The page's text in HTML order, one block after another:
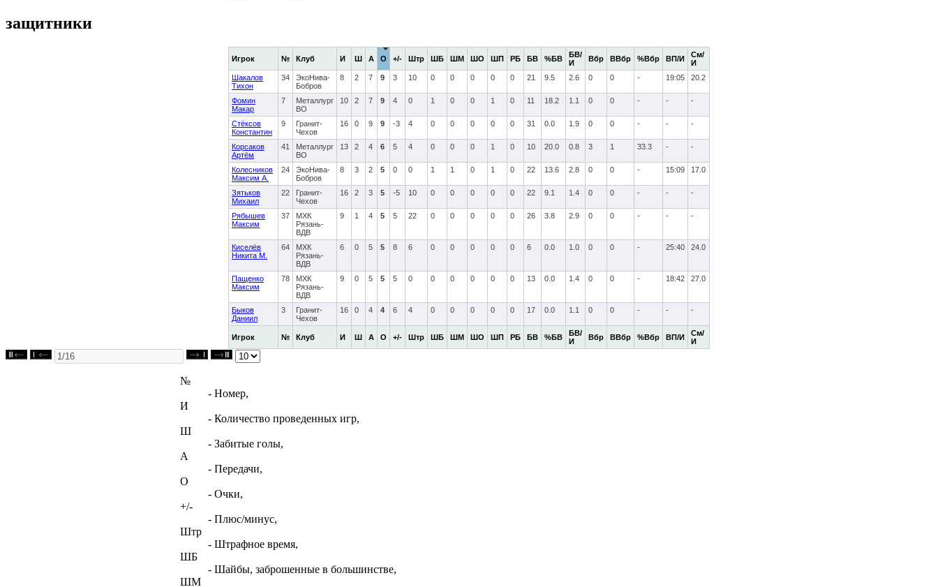
защитники
Игрок № Клуб И Ш А О +/- Штр ШБ ШМ ШО ШП РБ БВ %БВ
БВ/
И
Вбр ВВбр %Вбр ВП/И
См/
И
Игрок № Клуб И Ш А О +/- Штр ШБ ШМ ШО ШП РБ БВ %БВ
БВ/
И
Вбр ВВбр %Вбр ВП/И
См/
И
Шакалов
Тихон
34
ЭкоНива-
Бобров
8 2 7 9 3 10 0 0 0 0 0 21 9.5 2.6 0 0 - 19:05 20.2
Фомин
Макар
7
Металлург
ВО
10 2 7 9 4 0 1 0 0 1 0 11 18.2 1.1 0 0 - - -
Стёксов
Константин
9
Гранит-
Чехов
16 0 9 9 -3 4 0 0 0 0 0 31 0.0 1.9 0 0 - - -
Корсаков
Артём
41
Металлург
ВО
13 2 4 6 5 4 0 0 0 1 0 10 20.0 0.8 3 1 33.3 - -
Колесников
Максим А.
24
ЭкоНива-
Бобров
8 3 2 5 0 0 1 1 0 1 0 22 13.6 2.8 0 0 - 15:09 17.0
Зятьков
Михаил
22
Гранит-
Чехов
16 2 3 5 -5 10 0 0 0 0 0 22 9.1 1.4 0 0 - - -
Рябышев
Максим
37
МХК
Рязань-
ВДВ
9 1 4 5 5 22 0 0 0 0 0 26 3.8 2.9 0 0 - - -
Киселёв
Никита М.
64
МХК
Рязань-
ВДВ
6 0 5 5 8 6 0 0 0 0 0 6 0.0 1.0 0 0 - 25:40 24.0
Пащенко
Максим
78
МХК
Рязань-
ВДВ
9 0 5 5 5 0 0 0 0 0 0 13 0.0 1.4 0 0 - 18:42 27.0
Быков
Даниил
3
Гранит-
Чехов
16 0 4 4 6 4 0 0 0 0 0 17 0.0 1.1 0 0 - - -
№
- Номер,
И
- Количество проведенных игр,
Ш
- Забитые голы,
А
- Передачи,
О
- Очки,
+/-
- Плюс/минус,
Штр
- Штрафное время,
ШБ
- Шайбы, заброшенные в большинстве,
ШМ